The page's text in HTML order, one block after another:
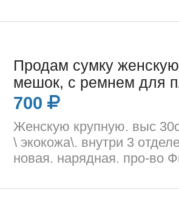
Продам сумку
мешок, с ремнем для
700
Женскую крупную. выс
\ экокожа\. внутри 3
новая. нарядная. про-во